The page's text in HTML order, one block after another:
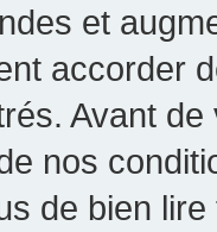
et
accorder
Avant
nos
de bien